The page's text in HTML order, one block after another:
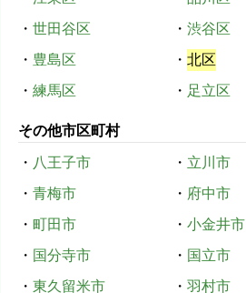
・ 世田谷区 ・ 渋谷区
・ 豊島区 ・ 北区
・ 練馬区 ・ 足立区
その他市区町村
・ 八王子市 ・ 立川市
・ 青梅市 ・ 府中市
・ 町田市 ・ 小金井市
・ 国分寺市 ・ 国立市
・ 東久留米市 ・ 羽村市